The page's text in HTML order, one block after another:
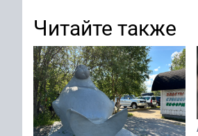
Читайте также